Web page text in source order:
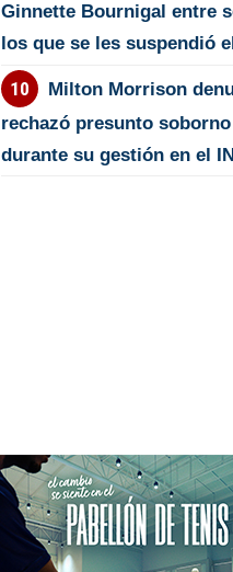
Ginnette Bournigal entre
los que se les suspendió
Milton Morrison
rechazó presunto
durante su gestión en el